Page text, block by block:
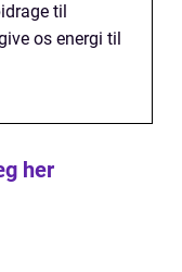
til
os energi til
her